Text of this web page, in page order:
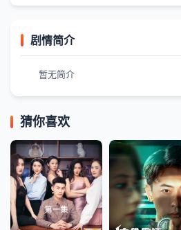
剧情简介
暂无简介
猜你喜欢